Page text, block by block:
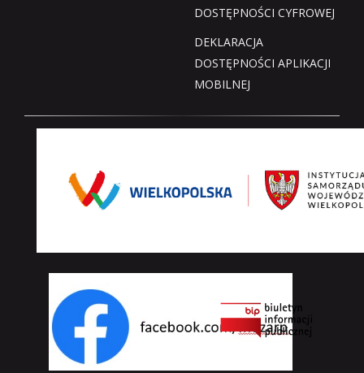
DOSTĘPNOŚCI CYFROWEJ
DEKLARACJA
DOSTĘPNOŚCI APLIKACJI
MOBILNEJ